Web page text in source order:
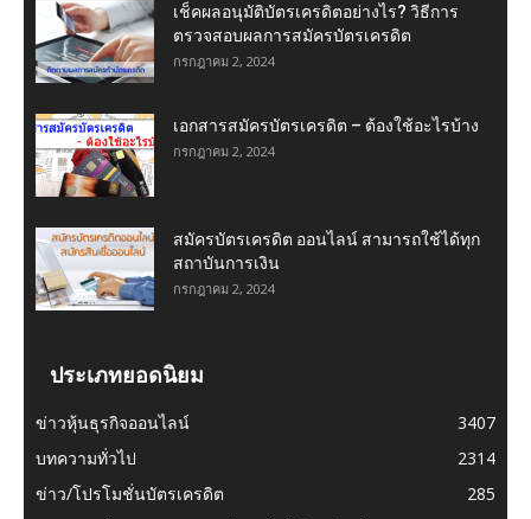
เช็คผลอนุมัติบัตรเครดิตอย่างไร? วิธีการ
ตรวจสอบผลการสมัครบัตรเครดิต
กรกฎาคม 2, 2024
เอกสารสมัครบัตรเครดิต – ต้องใช้อะไรบ้าง
กรกฎาคม 2, 2024
สมัครบัตรเครดิต ออนไลน์ สามารถใช้ได้ทุก
สถาบันการเงิน
กรกฎาคม 2, 2024
ประเภทยอดนิยม
ข่าวหุ้นธุรกิจออนไลน์
3407
บทความทั่วไป
2314
ข่าว/โปรโมชั่นบัตรเครดิต
285